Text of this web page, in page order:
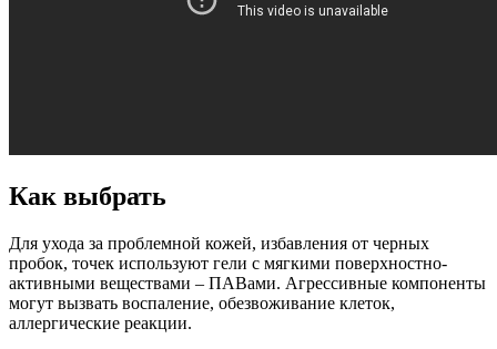
Как выбрать
Для ухода за проблемной кожей, избавления от черных
пробок, точек используют гели с мягкими поверхностно-
активными веществами – ПАВами. Агрессивные компоненты
могут вызвать воспаление, обезвоживание клеток,
аллергические реакции.